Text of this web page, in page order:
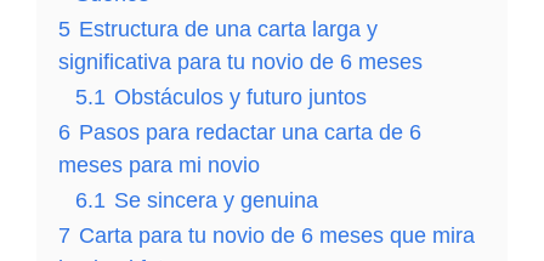
5 Estructura de una carta larga y
significativa para tu novio de 6 meses
5.1 Obstáculos y futuro juntos
6 Pasos para redactar una carta de 6
meses para mi novio
6.1 Se sincera y genuina
7 Carta para tu novio de 6 meses que mira